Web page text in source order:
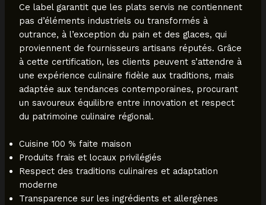
Ce label garantit que les plats servis ne contiennent
pas d’éléments industriels ou transformés à
outrance, à l’exception du pain et des glaces, qui
proviennent de fournisseurs artisans réputés. Grâce
à cette certification, les clients peuvent s’attendre à
une expérience culinaire fidèle aux traditions, mais
adaptée aux tendances contemporaines, procurant
un savoureux équilibre entre innovation et respect
du patrimoine culinaire régional.
Cuisine 100 % faite maison
Produits frais et locaux privilégiés
Respect des traditions culinaires et adaptation
moderne
Transparence sur les ingrédients et allergènes